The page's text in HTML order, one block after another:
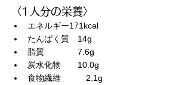
〈1人分の栄養〉
エネルギー171kcal
たんぱく質　14g
脂質　　　　7.6g
炭水化物　　10.0g
食物繊維　　　2.1g